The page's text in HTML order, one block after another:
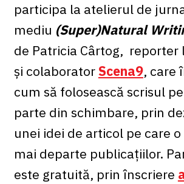
participa la atelierul de
mediu (Super)Natural
de Patricia Cârtog, reporter
și colaboratorScena9, care
cum să folosească scrisul
parte din schimbare, prin
unei idei de articol pe care
mai departe publicațiilor.
este gratuită, prin înscriere